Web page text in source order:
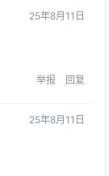
25年8月11日
举报 回复
25年8月11日